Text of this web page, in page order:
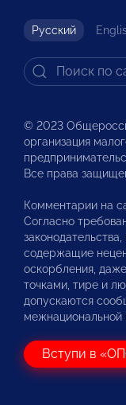
Русский
© 2023
организация
Все права
Комментарии на
Согласно
содержащие
оскорбления,
точками, тире и
допускаются
межнациональной
Вступи в